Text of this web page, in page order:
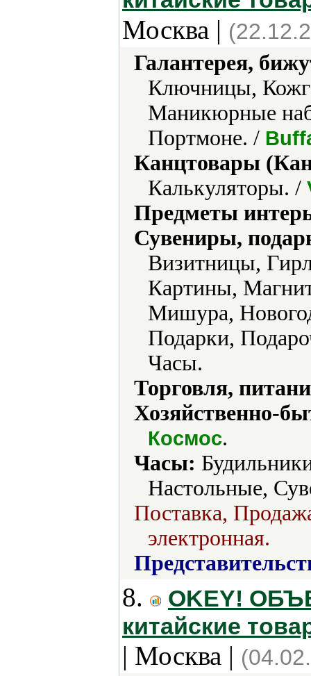
Москва |
Галантерея,
Ключницы,
Маникюрные
Портмоне. /
Канцтовары
Калькуляторы. /
Предметы
Сувениры,
Визитницы,
Картины,
Мишура,
Подарки,
Часы.
Торговля,
Хозяйственно-
Космос.
Часы:
Настольные,
Поставка,
электронная.
8.
OKEY!
китайские
| Москва |